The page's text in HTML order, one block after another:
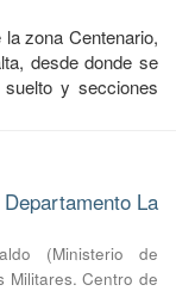
zona Centenario,
desde donde se
y secciones
La
(Ministerio de
Militares. Centro de